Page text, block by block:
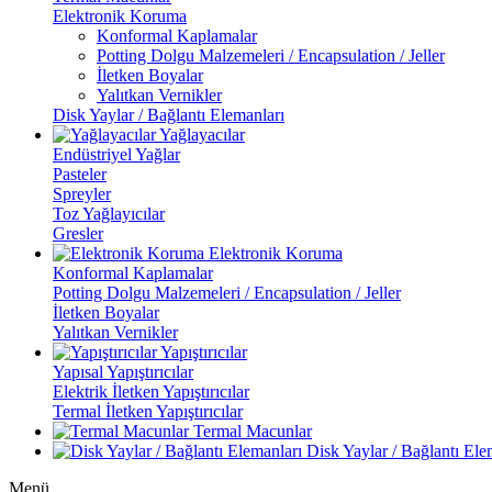
Elektronik Koruma
Konformal Kaplamalar
Potting Dolgu Malzemeleri / Encapsulation / Jeller
İletken Boyalar
Yalıtkan Vernikler
Disk Yaylar / Bağlantı Elemanları
Yağlayacılar
Endüstriyel Yağlar
Pasteler
Spreyler
Toz Yağlayıcılar
Gresler
Elektronik Koruma
Konformal Kaplamalar
Potting Dolgu Malzemeleri / Encapsulation / Jeller
İletken Boyalar
Yalıtkan Vernikler
Yapıştırıcılar
Yapısal Yapıştırıcılar
Elektrik İletken Yapıştırıcılar
Termal İletken Yapıştırıcılar
Termal Macunlar
Disk Yaylar / Bağlantı
Menü